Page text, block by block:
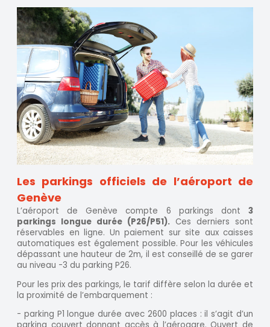
Les parkings officiels de l’aéroport de
Genève
L’aéroport de Genève compte 6 parkings dont 3
parkings longue durée (P26/P51). Ces derniers sont
réservables en ligne. Un paiement sur site aux caisses
automatiques est également possible. Pour les véhicules
dépassant une hauteur de 2m, il est conseillé de se garer
au niveau -3 du parking P26.
Pour les prix des parkings, le tarif diffère selon la durée et
la proximité de l’embarquement :
- parking P1 longue durée avec 2600 places : il s’agit d’un